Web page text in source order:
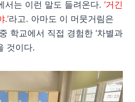
서는 이런 말도 들려온다. ‘거긴
.’라고. 아마도 이 머뭇거림은
학교에서 직접 경험한 ‘차별과
것이다.